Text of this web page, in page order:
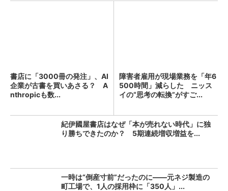
書店に「3000冊の発注」、AI
企業が古書を買いあさる？ A
nthropicも数...
障害者雇用が現場業務を「年6
500時間」減らした ニッス
イの“思考の転換”がすご...
紀伊國屋書店はなぜ「本が売れない時代」に独
り勝ちできたのか？ 5期連続増収増益を...
一時は“倒産寸前”だったのに――元ネジ製造の
町工場で、1人の採用枠に「350人」...